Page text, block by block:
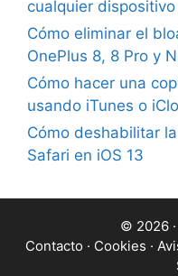
cualquier
Cómo eliminar el
OnePlus 8, 8 Pro y
Cómo hacer una
usando iTunes o
Cómo deshabilitar
Safari en iOS 13
© 2026
Contacto · Cookies ·